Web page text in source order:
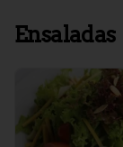
Ensaladas